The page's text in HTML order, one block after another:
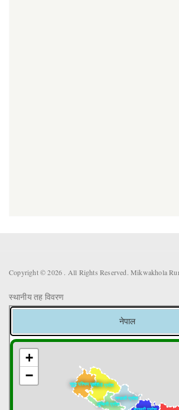
Copyright © 2026 . All Rights Reserved. Mikwakhola
स्थानीय तह विवरण